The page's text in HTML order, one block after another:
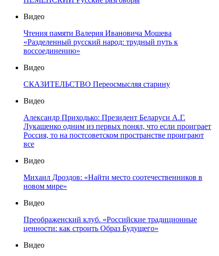
Видео
Чтения памяти Валерия Ивановича Мошева
«Разделенный русский народ: трудный путь к
воссоединению»
Видео
СКАЗИТЕЛЬСТВО Переосмысляя старину
Видео
Александр Приходько: Президент Беларуси А.Г.
Лукашенко одним из первых понял, что если проиграет
Россия, то на постсоветском пространстве проиграют
все
Видео
Михаил Дроздов: «Найти место соотечественников в
новом мире»
Видео
Преображенский клуб. «Российские традиционные
ценности: как строить Образ Будущего»
Видео